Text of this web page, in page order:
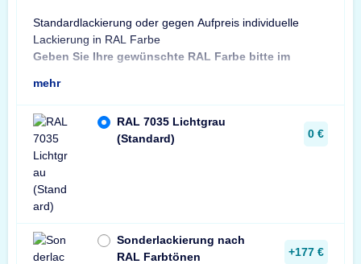
Standardlackierung oder gegen Aufpreis individuelle
Lackierung in RAL Farbe
Geben Sie Ihre gewünschte RAL Farbe bitte im
mehr
RAL 7035 Lichtgrau
(Standard)
0 €
Sonderlackierung nach
RAL Farbtönen
+177 €